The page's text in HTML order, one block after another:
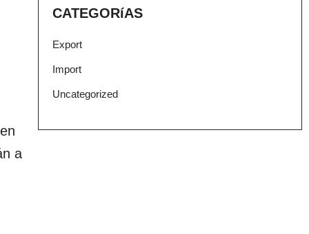
a
CATEGORíAS
Export
Import
Uncategorized